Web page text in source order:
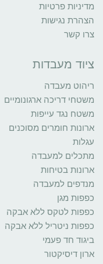
מדיניות פרטיות
הצהרת נגישות
צרו קשר
ציוד מעבדות
ריהוט מעבדה
משטחי דריכה ארגונומיים
משטח נגד עייפות
ארונות חומרים מסוכנים
עגלות
מתכלים למעבדה
ארונות בטיחות
מנדפים למעבדה
כפפות מגן
כפפות לטקס ללא אבקה
כפפות ניטריל ללא אבקה
ביגוד חד פעמי
ארון דיסיקטור